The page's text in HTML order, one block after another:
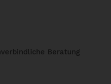
Beratung